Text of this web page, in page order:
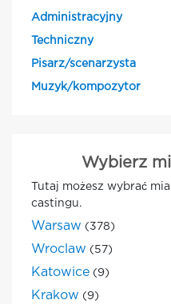
Administracyjny
Techniczny
Pisarz/scenarzysta
Muzyk/kompozytor
Wybierz
Tutaj możesz wybrać
castingu.
Warsaw (378)
Wroclaw (57)
Katowice (9)
Krakow (9)